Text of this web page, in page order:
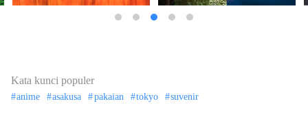
Kata kunci populer
anime asakusa pakaian tokyo suvenir